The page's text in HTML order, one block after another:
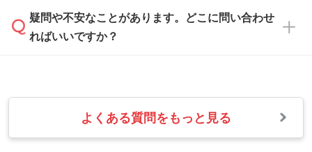
・フルカラーデータを1色に変換してほしい
・1色印刷でグラデーションや濃淡を表現した
い
本体色がナチュラルなど淡色の場合、印刷をく
っきりと目立たせたいときは濃い印刷色が、柔
らかい雰囲気にしたいときは淡い印刷色が映え
また、お選びいただいた印刷色が本体色に合わ
ない場合や仕上がりに影響しそうな場合は、ス
タッフから別の色をご案内することもございま
速やかに対応いたします。
お手数をお掛けいたしますが、至急担当スタッ
フまでご連絡ください。商品の状況を確認し、
・お届け時に商品が損傷・故障している場合
・ご注文と異なる商品が届いた場合
・印刷不良があった場合
疑問や不安なことがあります。どこに問い合わせ
ればいいですか？
業日以内に担当スタッフよりメールにてご連絡
いたします。
お急ぎの場合はお電話でのご質問も受け付けて
よくある質問をもっと見る